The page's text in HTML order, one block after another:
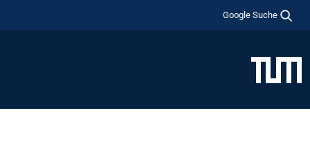
Google Suche